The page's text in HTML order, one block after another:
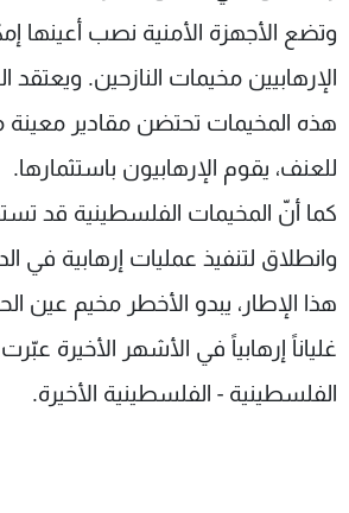
وتضع اﻷجهزة اﻷمنية نصب أعينها
اﻹرهابيين مخيمات النازحين. ويعتقد
هذه المخيمات تحتضن مقادير معينة
للعنف، يقوم الإرهابيون باستثمارها.
كما أنّ المخيمات الفلسطينية قد
وانطلاق لتنفيذ عمليات إرهابية في
هذا اﻹطار، يبدو اﻷخطر مخيم عين
غلياناً إرهابياً في اﻷشهر اﻷخيرة
الفلسطينية - الفلسطينية اﻷخيرة.